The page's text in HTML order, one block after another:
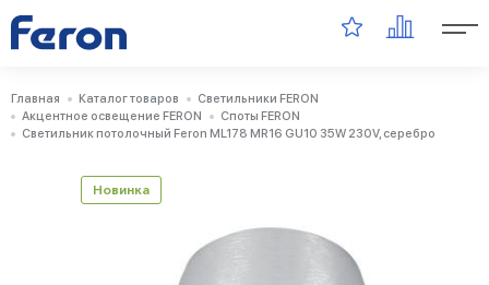
Главная Каталог товаров
Светильники FERON
Акцентное освещение FERON
Споты FERON
Светильник потолочный Feron ML178 MR16 GU10 35W 230V, серебро
Новинка